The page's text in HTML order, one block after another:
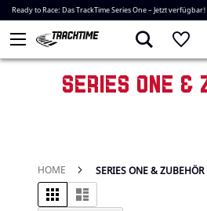
Ready to Race: Das TrackTime Series One – Jetzt verfügbar!
SERIES ONE &
HOME SERIES ONE & ZUBEHÖR
Ansicht als
RasterListe